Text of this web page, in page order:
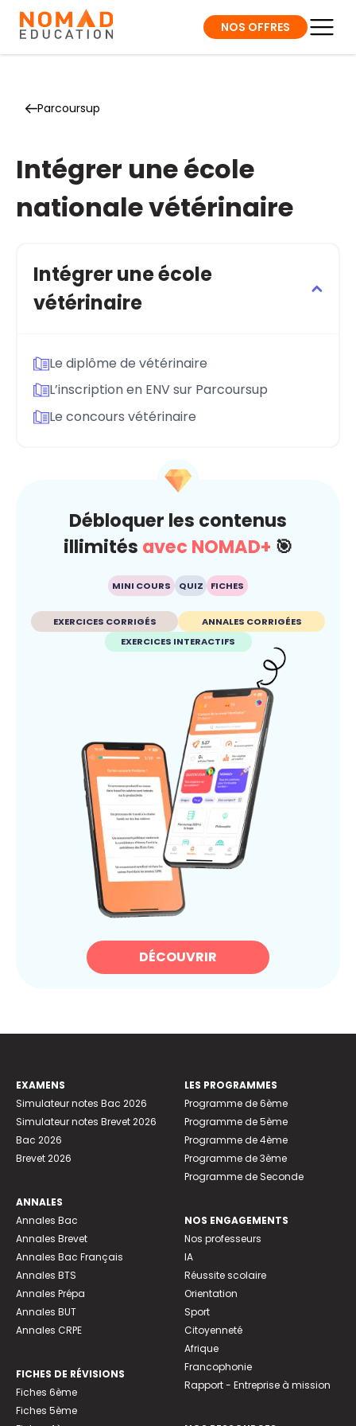
NOS OFFRES
Parcoursup
Intégrer une école
nationale vétérinaire
Intégrer une école
vétérinaire
Le diplôme de vétérinaire
L’inscription en ENV sur Parcoursup
Le concours vétérinaire
Débloquer les contenus
illimités avec NOMAD+ 🎯
MINI COURS QUIZ FICHES
EXERCICES CORRIGÉS
ANNALES CORRIGÉES
EXERCICES INTERACTIFS
DÉCOUVRIR
EXAMENS
Simulateur notes Bac 2026
Simulateur notes Brevet 2026
Bac 2026
Brevet 2026
ANNALES
Annales Bac
Annales Brevet
Annales Bac Français
Annales BTS
Annales Prépa
Annales BUT
Annales CRPE
FICHES DE RÉVISIONS
Fiches 6ème
Fiches 5ème
LES PROGRAMMES
Programme de 6ème
Programme de 5ème
Programme de 4ème
Programme de 3ème
Programme de Seconde
NOS ENGAGEMENTS
Nos professeurs
IA
Réussite scolaire
Orientation
Sport
Citoyenneté
Afrique
Francophonie
Rapport - Entreprise à mission